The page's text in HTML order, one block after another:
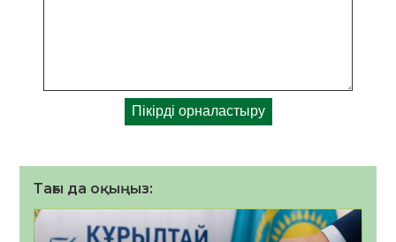
Тағы да оқыңыз: